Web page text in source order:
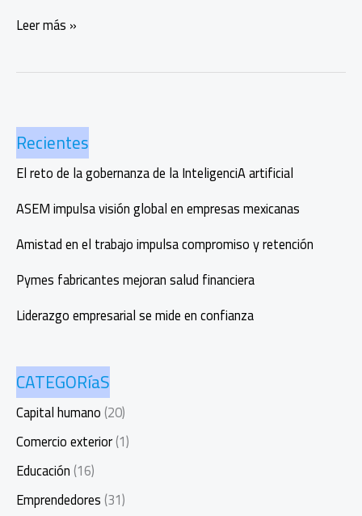
Predicciones
Leer más »
Recientes
El reto de la gobernanza de la InteligenciA artificial
ASEM impulsa visión global en empresas mexicanas
Amistad en el trabajo impulsa compromiso y retención
Pymes fabricantes mejoran salud financiera
Liderazgo empresarial se mide en confianza
CATEGORíaS
Capital humano(20)
Comercio exterior(1)
Educación(16)
Emprendedores(31)